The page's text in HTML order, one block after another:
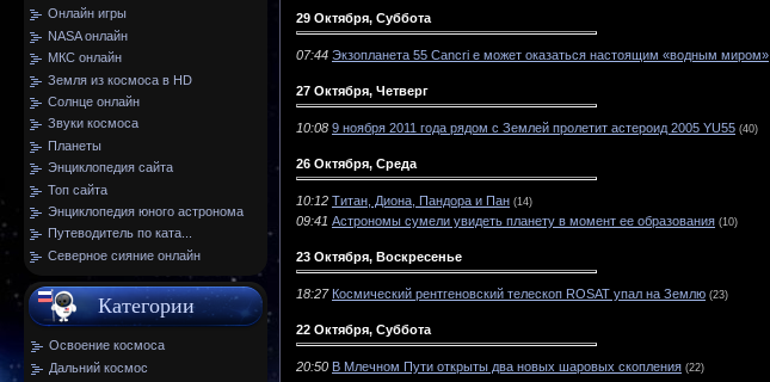
Онлайн игры
NASA онлайн
МКС онлайн
Земля из космоса в HD
Солнце онлайн
Звуки космоса
Планеты
Энциклопедия сайта
Топ сайта
Энциклопедия юного астронома
Путеводитель по ката...
Северное сияние онлайн
Категории
Освоение космоса
Дальний космос
29 Октября, Суббота
07:44 Экзопланета 55 Cancri e может оказаться настоящим «водным миром»
27 Октября, Четверг
10:08 9 ноября 2011 года рядом с Землей пролетит астероид 2005 YU55 (40)
26 Октября, Среда
10:12 Титан, Диона, Пандора и Пан (14)
09:41 Астрономы сумели увидеть планету в момент ее образования (10)
23 Октября, Воскресенье
18:27 Космический рентгеновский телескоп ROSAT упал на Землю (23)
22 Октября, Суббота
20:50 В Млечном Пути открыты два новых шаровых скопления (22)